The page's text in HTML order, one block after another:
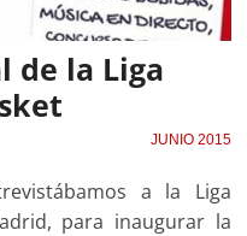
de la Liga
JUNIO 2015
a la Liga
para inaugurar la